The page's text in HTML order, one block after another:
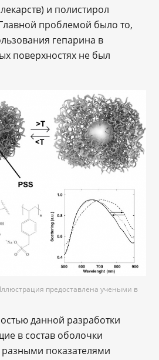
и полистирол
проблемой было то,
гепарина в
поверхностях не был
предоставлена учеными в
данной разработки
в состав оболочки
показателями